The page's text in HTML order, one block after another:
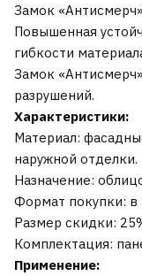
Замок «Антисмерч»
Повышенная
гибкости
Замок
разрушений.
Характеристики:
Материал:
наружной отделки.
Назначение:
Формат покупки: в
Размер скидки:
Комплектация:
Применение: